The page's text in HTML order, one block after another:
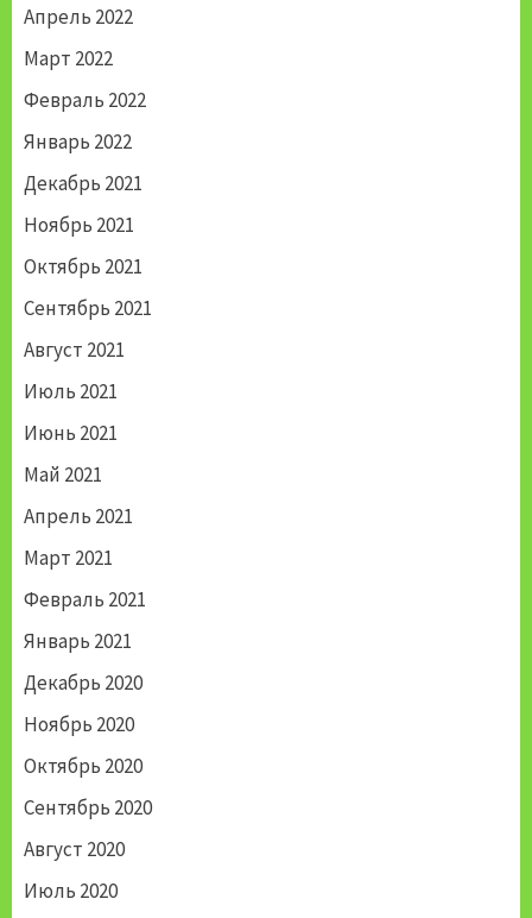
Апрель 2022
Март 2022
Февраль 2022
Январь 2022
Декабрь 2021
Ноябрь 2021
Октябрь 2021
Сентябрь 2021
Август 2021
Июль 2021
Июнь 2021
Май 2021
Апрель 2021
Март 2021
Февраль 2021
Январь 2021
Декабрь 2020
Ноябрь 2020
Октябрь 2020
Сентябрь 2020
Август 2020
Июль 2020